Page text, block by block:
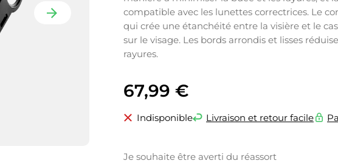
compatible avec les lunettes correctrices. Le
qui crée une étanchéité entre la visière et le
sur le visage. Les bords arrondis et lisses
rayures.
67,99 €
Indisponible Livraison et retour facile
Je souhaite être averti du réassort